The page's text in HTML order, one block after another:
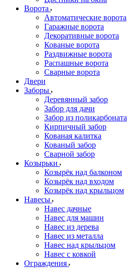
Ворота
Автоматические ворота
Гаражные ворота
Декоративные ворота
Кованые ворота
Раздвижные ворота
Распашные ворота
Сварные ворота
Двери
Заборы
Деревянный забор
Забор для дачи
Забор из поликарбоната
Кирпичный забор
Кованая калитка
Кованый забор
Сварной забор
Козырьки
Козырёк над балконом
Козырёк над входом
Козырёк над крыльцом
Навесы
Навес дачные
Навес для машин
Навес из дерева
Навес из металла
Навес над крыльцом
Навес с ковкой
Ограждения